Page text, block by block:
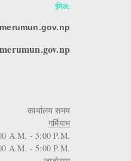
ईमेल:
कार्यालय समय
गर्मियाम
A.M. - 5:00 P.M.
A.M. - 5:00 P.M.